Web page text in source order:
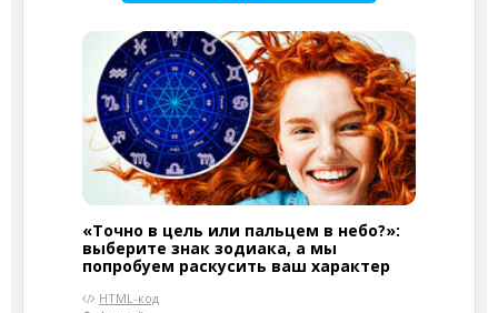
«Точно в цель или пальцем в небо?»:
выберите знак зодиака, а мы
попробуем раскусить ваш характер
HTML-код